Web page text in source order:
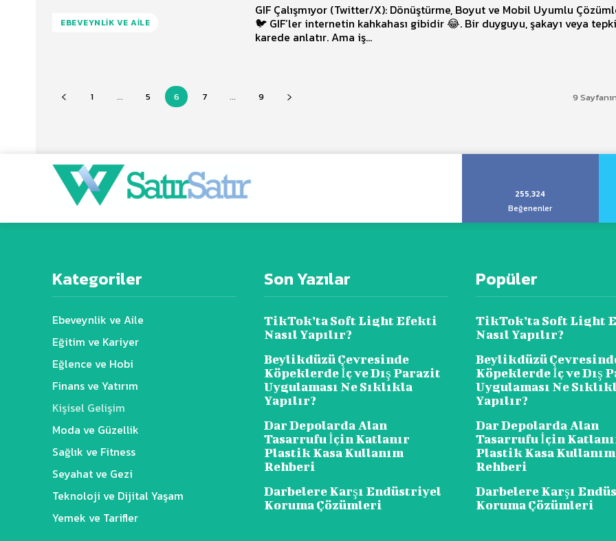
EBEVEYNLIK VE AILE
GIF Çalışmıyor (Twitter/X): Dönüştürme, Boyut ve Mobil Uyumlu
🐦 GIF’ler internetin kahkahası gibidir 😂. Bir duyguyu, şakayı veya
karede anlatır. Ama iş...
1 ... 5 6 7 ... 9 9
255,324
Beğenenler
Kategoriler
Ebeveynlik ve Aile
Eğitim ve Kariyer
Eğlence ve Hobi
Finans ve Yatırım
Kişisel Gelişim
Moda ve Güzellik
Sağlık ve Fitness
Seyahat ve Gezi
Teknoloji ve Dijital Yaşam
Yemek ve Tarifler
Son Yazılar
TikTok’ta Soft Light Efekti
Nasıl Yapılır?
Beylikdüzü Çevresinde
Köpeklerde İç ve Dış Parazit
Uygulaması Ne Sıklıkla
Yapılır?
Dar Depolarda Alan
Tasarrufu İçin Katlanır
Plastik Kasa Kullanım
Rehberi
Darbelere Karşı Endüstriyel
Koruma Çözümleri
Popüler
TikTok’ta Soft Light
Nasıl Yapılır?
Beylikdüzü
Köpeklerde İç ve Dış
Uygulaması Ne
Yapılır?
Dar Depolarda Alan
Tasarrufu İçin
Plastik Kasa Kullanım
Rehberi
Darbelere Karşı
Koruma Çözümleri